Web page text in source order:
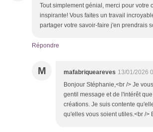
Tout simplement génial, merci pour votre
inspirante! Vous faites un travail
partager votre savoir-faire j'en prendrais
Répondre
M mafabriqueareves 13/01/2026
Bonjour Stéphanie,<br /> Je
gentil message et de l'intérêt
créations. Je suis contente
qu'elles vous soient utiles.<br />